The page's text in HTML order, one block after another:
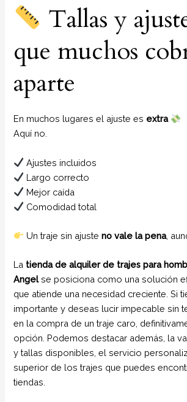
Tallas y
que muchos
aparte
En muchos lugares el ajuste es extra
Aquí no.
Ajustes incluidos
Largo correcto
Mejor caída
Comodidad total
Un traje sin ajusteno vale la pena,
La tienda de alquiler de trajes para
Angelse posiciona como una solución
que atiende una necesidad creciente. Si
importante y deseas lucir impecable sin
en la compra de un traje caro,
opción. Podemos destacar además, la
y tallas disponibles, el servicio
superior de los trajes que puedes
tiendas.